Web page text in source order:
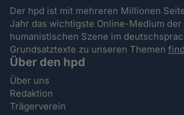
Der hpd ist mit mehreren Millionen
Jahr das wichtigste Online-Medium
humanistischen Szene im
Grundsatztexte zu unseren Themen
Über den hpd
Über uns
Redaktion
Trägerverein